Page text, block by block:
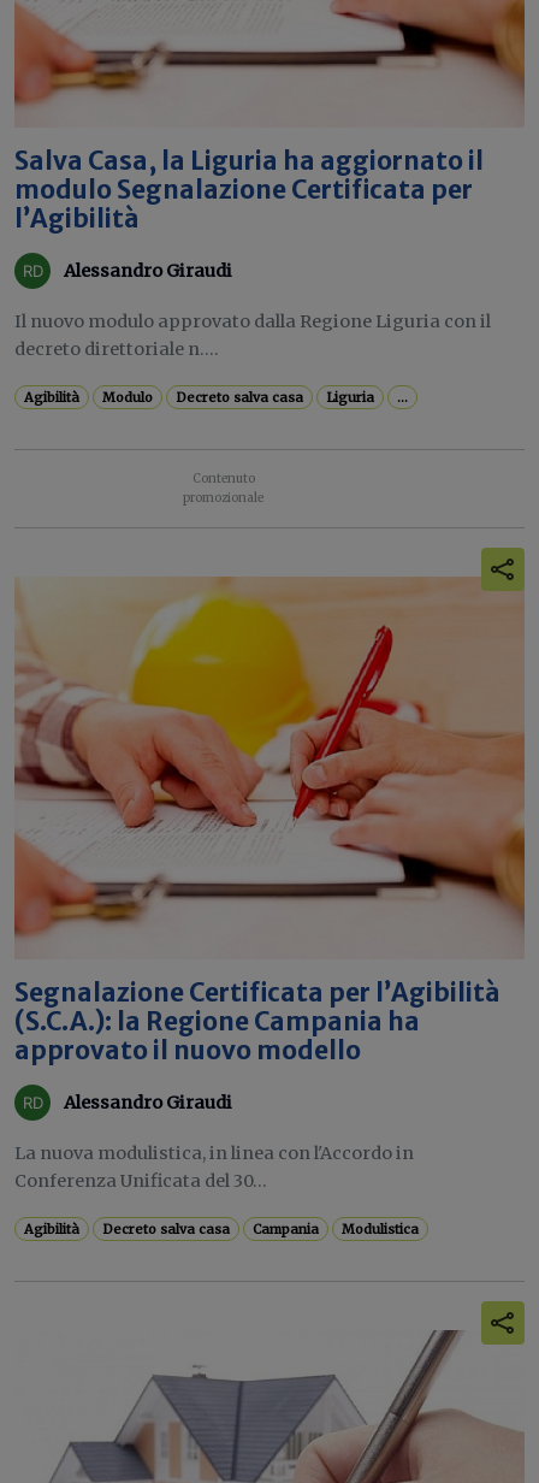
Salva Casa, la Liguria ha aggiornato il
modulo Segnalazione Certificata per
l’Agibilità
Alessandro Giraudi
Il nuovo modulo approvato dalla Regione Liguria con il
decreto direttoriale n....
Agibilità Modulo Decreto salva casa Liguria ...
Segnalazione Certificata per l’Agibilità
(S.C.A.): la Regione Campania ha
approvato il nuovo modello
Alessandro Giraudi
La nuova modulistica, in linea con l'Accordo in
Conferenza Unificata del 30...
Agibilità Decreto salva casa Campania Modulistica